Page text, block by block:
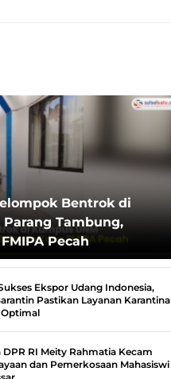
Bentrok di
Tambung,
Pecah
Ekspor Udang Indonesia,
Pastikan Layanan Karantina
RI Meity Rahmatia Kecam
dan Pemerkosaan Mahasiswi